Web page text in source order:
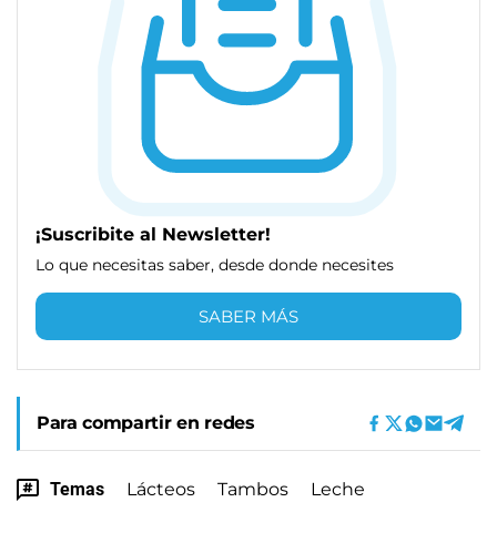
¡Suscribite al Newsletter!
Lo que necesitas saber, desde donde necesites
SABER MÁS
Para compartir en redes
Temas Lácteos Tambos Leche